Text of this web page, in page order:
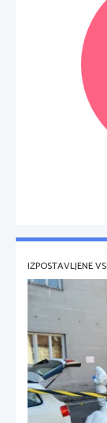
IZPOSTAVLJENE